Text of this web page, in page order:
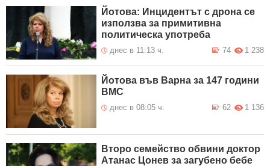
Йотова: Инцидентът с дрона се
използва за примитивна
политическа употреба
днес в 11:13 ч. 1 238
74
Йотова във Варна за 147 години
ВМС
днес в 08:05 ч. 1 136
62
Второ семейство обвини доктор
Атанас Цонев за загубено бебе